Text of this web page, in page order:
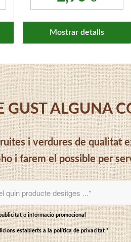
Mostrar detalls
GUST ALGUNA
i verdures de qualitat
i farem el possible per
o informació promocional
establerts a la política de privacitat *